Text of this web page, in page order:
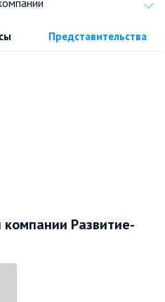
Представительства
компании Развитие-